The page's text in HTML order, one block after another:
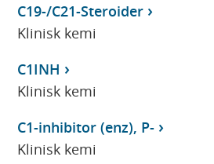
C19-/C21-Steroider
Klinisk kemi
C1INH
Klinisk kemi
C1-inhibitor (enz), P-
Klinisk kemi